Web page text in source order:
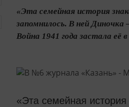
«Эта семейная история
запомнилось. В ней
Война 1941 года застала её
«Эта семейная